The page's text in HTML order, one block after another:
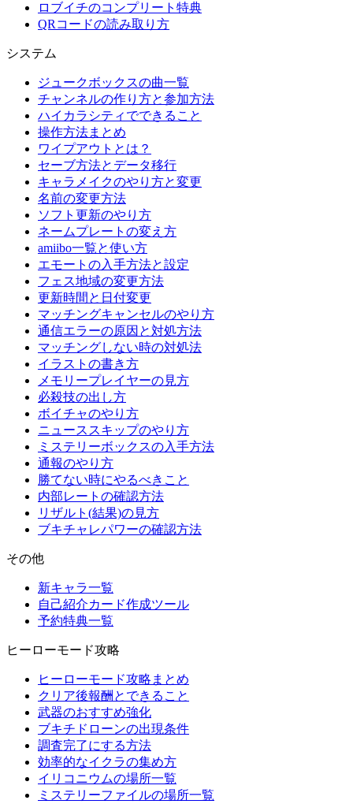
ロブイチのコンプリート特典
QRコードの読み取り方
システム
ジュークボックスの曲一覧
チャンネルの作り方と参加方法
ハイカラシティでできること
操作方法まとめ
ワイプアウトとは？
セーブ方法とデータ移行
キャラメイクのやり方と変更
名前の変更方法
ソフト更新のやり方
ネームプレートの変え方
amiibo一覧と使い方
エモートの入手方法と設定
フェス地域の変更方法
更新時間と日付変更
マッチングキャンセルのやり方
通信エラーの原因と対処方法
マッチングしない時の対処法
イラストの書き方
メモリープレイヤーの見方
必殺技の出し方
ボイチャのやり方
ニューススキップのやり方
ミステリーボックスの入手方法
通報のやり方
勝てない時にやるべきこと
内部レートの確認方法
リザルト(結果)の見方
ブキチャレパワーの確認方法
その他
新キャラ一覧
自己紹介カード作成ツール
予約特典一覧
ヒーローモード攻略
ヒーローモード攻略まとめ
クリア後報酬とできること
武器のおすすめ強化
ブキチドローンの出現条件
調査完了にする方法
効率的なイクラの集め方
イリコニウムの場所一覧
ミステリーファイルの場所一覧